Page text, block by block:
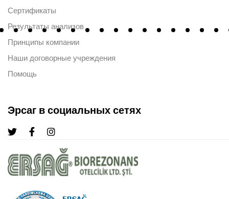
Сертификаты
Результаты анализов
Принципы компании
Наши договорные учреждения
Помощь
Эрсаг в социальных сетях